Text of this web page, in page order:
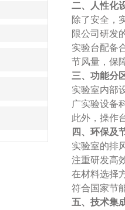
二、人性化
除了安全，
限公司研发
实验台配备
节风量，保
三、功能分
实验室内部
广实验设备
此外，操作
四、环保及
实验室的排
注重研发高
在材料选择
符合国家节
五、技术集